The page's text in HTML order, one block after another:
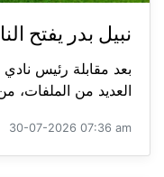
نبيل بدر يفتح
بعد مقابلة رئيس نادي
العديد من الملفات، من
30-07-2026 07:36 am